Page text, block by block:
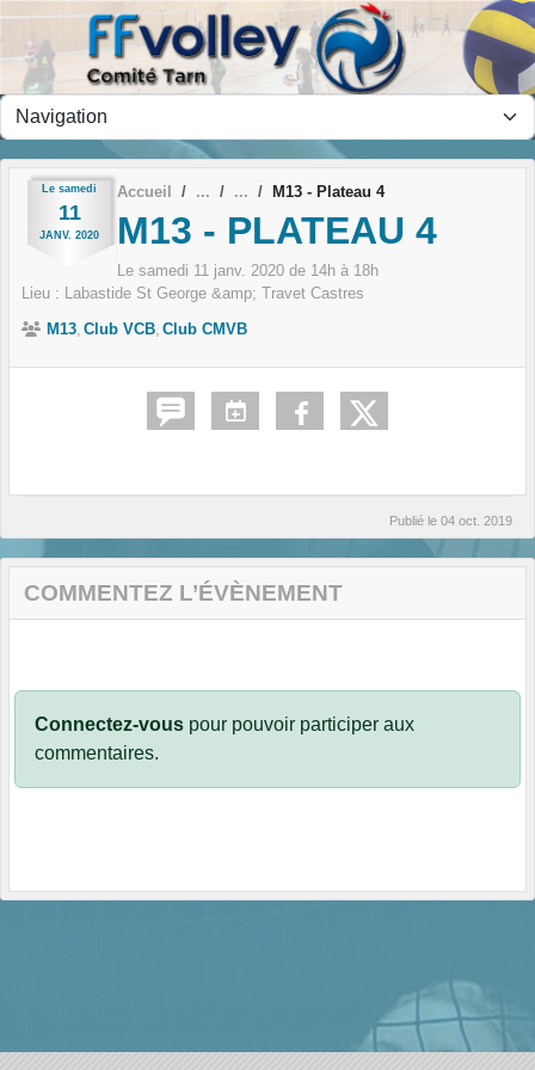
Le samedi
11
JANV. 2020
Accueil M13 - Plateau 4
M13 - PLATEAU 4
Le samedi 11 janv. 2020 de 14h à 18h
Lieu : Labastide St George &amp; Travet Castres
M13 Club VCB Club CMVB
Publié le 04 oct. 2019
COMMENTEZ L’ÉVÈNEMENT
Connectez-vous pour pouvoir participer aux
commentaires.
Panneau de gestion des cookies